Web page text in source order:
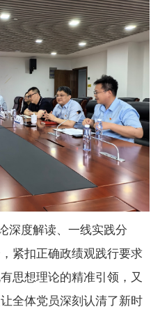
深度解读、一线实践分
紧扣正确政绩观践行要求
思想理论的精准引领，又
全体党员深刻认清了新时